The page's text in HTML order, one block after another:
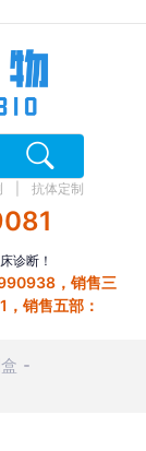
抗体定制
诊断！
，销售三
销售五部：